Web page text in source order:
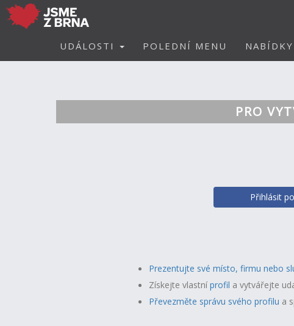
UDÁLOSTI POLEDNÍ MENU
PRO
Přihlásit
Prezentujte své místo, firmu nebo
Získejte vlastní profil a vytvářejte
Převezměte správu svého profilu a